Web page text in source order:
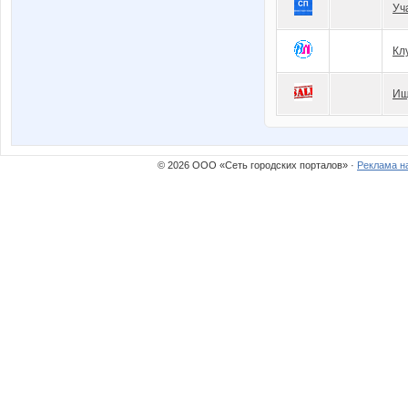
© 2026 ООО «Сеть городских порталов» · Реклама